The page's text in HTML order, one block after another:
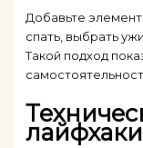
Добавьте
спать, выбрать
Такой подход
лайфхаки